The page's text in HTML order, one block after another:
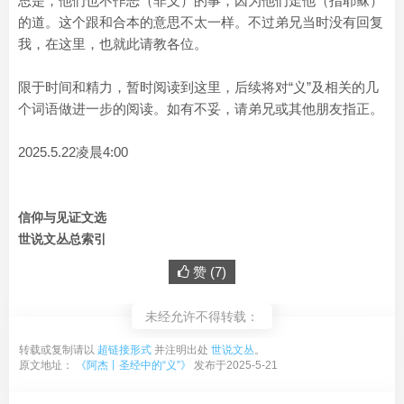
的道。这个跟和合本的意思不太一样。不过弟兄当时没有回复
我，在这里，也就此请教各位。
限于时间和精力，暂时阅读到这里，后续将对“义”及相关的几
个词语做进一步的阅读。如有不妥，请弟兄或其他朋友指正。
2025.5.22凌晨4:00
信仰与见证文选
世说文丛总索引
赞 (7)
未经允许不得转载：
转载或复制请以 超链接形式 并注明出处 世说文丛。
原文地址：
《阿杰丨圣经中的“义”》 发布于2025-5-21